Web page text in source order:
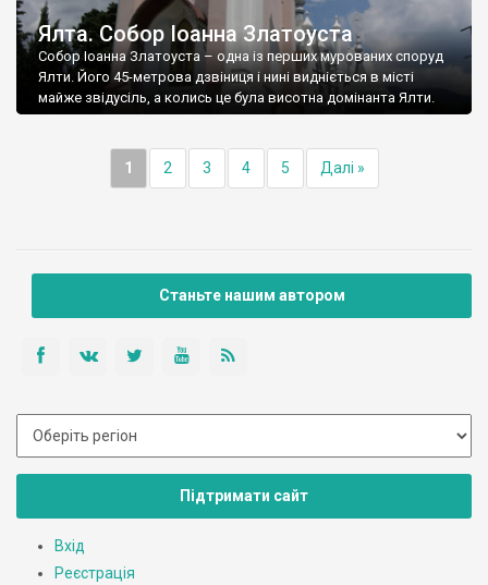
Ялта. Собор Іоанна Златоуста
Собор Іоанна Златоуста – одна із перших мурованих споруд
Ялти. Його 45-метрова дзвіниця і нині видніється в місті
майже звідусіль, а колись це була висотна домінанта Ялти.
1 2 3 4 5 Далі »
Станьте нашим автором
Підтримати сайт
Вхід
Реєстрація